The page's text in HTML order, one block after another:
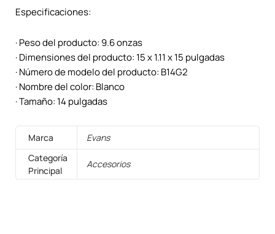
Especificaciones:
· Peso del producto: 9.6 onzas
· Dimensiones del producto: 15 x 1.11 x 15 pulgadas
· Número de modelo del producto: B14G2
· Nombre del color: Blanco
· Tamaño: 14 pulgadas
Marca
Evans
Categoría
Principal
Accesorios